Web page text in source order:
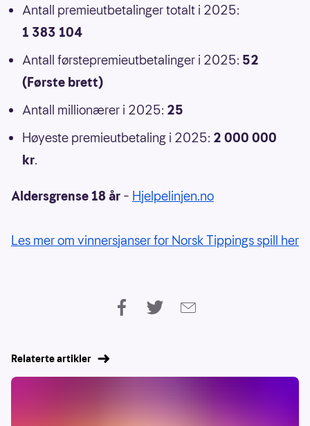
Antall premieutbetalinger totalt i 2025:
1 383 104
Antall førstepremieutbetalinger i 2025: 52
(Første brett)
Antall millionærer i 2025: 25
Høyeste premieutbetaling i 2025: 2 000 000
kr.
Aldersgrense 18 år – Hjelpelinjen.no
Les mer om vinnersjanser for Norsk Tippings spill her
Relaterte artikler